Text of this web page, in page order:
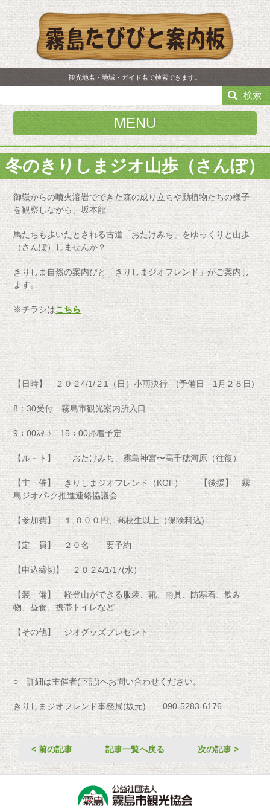
観光地名・地域・ガイド名で検索できます。
検索
MENU
冬のきりしまジオ山歩（さんぽ）
御嶽からの噴火溶岩でできた森の成り立ちや動植物たちの様子
を観察しながら、坂本龍
馬たちも歩いたとされる古道「おたけみち」をゆっくりと山歩
（さんぽ）しませんか？
きりしま自然の案内びと「きりしまジオフレンド」がご案内し
ます。
※チラシはこちら
【日時】 ２０２4/1/２1（日）小雨決行 (予備日 1月２８日)
8：30受付 霧島市観光案内所入口
9：00ｽﾀ-ﾄ 15：00帰着予定
【ル－ト】 「おたけみち」霧島神宮〜高千穂河原（往復）
【主 催】 きりしまジオフレンド（KGF） 【後援】 霧
島ジオパ-ク推進連絡協議会
【参加費】 １,０００円、高校生以上（保険料込)
【定 員】 ２０名 要予約
【申込締切】 ２０２4/1/17(水）
【装 備】 軽登山ができる服装、靴、雨具、防寒着、飲み
物、昼食、携帯トイレなど
【その他】 ジオグッズプレゼント
○ 詳細は主催者(下記)へお問い合わせください。
きりしまジオフレンド事務局(坂元) 090-5283-6176
< 前の記事 記事一覧へ戻る 次の記事 >